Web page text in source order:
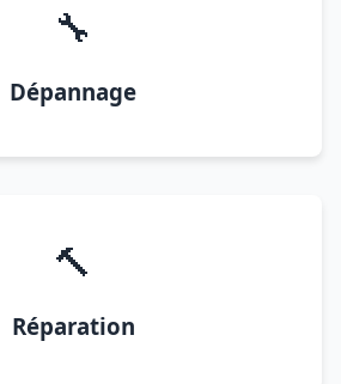
🔧
Dépannage
🔨
Réparation